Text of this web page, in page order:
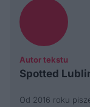
Autor tekstu
Spotted
Od 2016 roku